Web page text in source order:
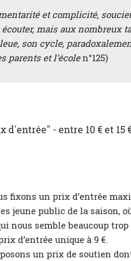
et complicité,
mais aux nombreux
son cycle,
parents et l’écolen°125)
d'entrée" - entre 10 € et 15
fixons un prix d’entrée
jeune public de la saison,
nous semble beaucoup
d’entrée unique à 9 €.
un prix de soutien